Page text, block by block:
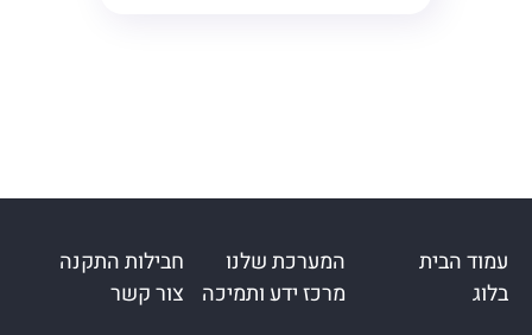
עמוד הבית המערכת שלנו
חבילות התקנה
בלוג
מרכז ידע ותמיכה צור קשר